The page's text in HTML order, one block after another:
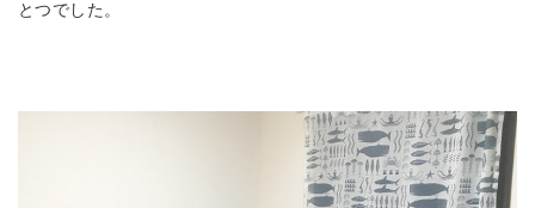
とつでした。